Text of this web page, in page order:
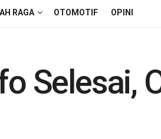
RAGA OTOMOTIF OPINI
Selesai,